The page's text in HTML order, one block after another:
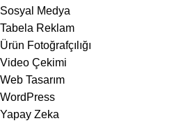
Sosyal Medya
Tabela Reklam
Ürün Fotoğrafçılığı
Video Çekimi
Web Tasarım
WordPress
Yapay Zeka